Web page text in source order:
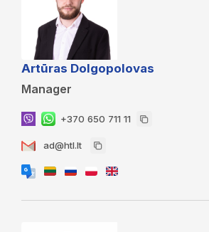
Artūras Dolgopolovas
Manager
+370 650 711 11
ad@htl.lt